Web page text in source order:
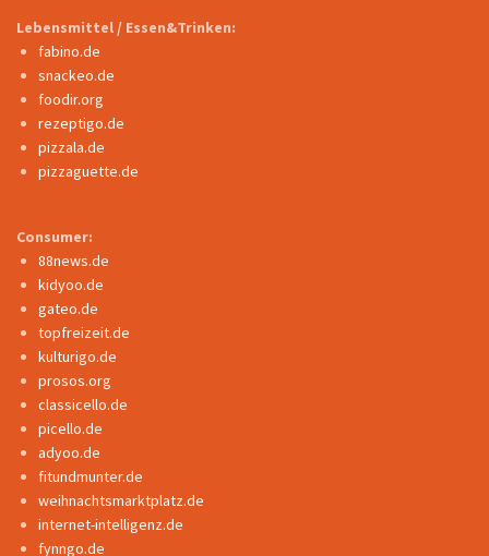
Lebensmittel / Essen&Trinken:
fabino.de
snackeo.de
foodir.org
rezeptigo.de
pizzala.de
pizzaguette.de
Consumer:
88news.de
kidyoo.de
gateo.de
topfreizeit.de
kulturigo.de
prosos.org
classicello.de
picello.de
adyoo.de
fitundmunter.de
weihnachtsmarktplatz.de
internet-intelligenz.de
fynngo.de